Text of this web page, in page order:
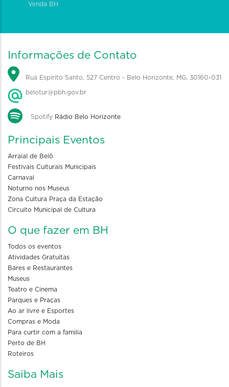
Venda BH
Informações de Contato
Rua Espírito Santo, 527 Centro - Belo Horizonte, MG, 30160-031
belotur@pbh.gov.br
Spotify Rádio Belo Horizonte
Principais Eventos
Arraial de Belô
Festivais Culturais Municipais
Carnaval
Noturno nos Museus
Zona Cultura Praça da Estação
Circuito Municipal de Cultura
O que fazer em BH
Todos os eventos
Atividades Gratuitas
Bares e Restaurantes
Museus
Teatro e Cinema
Parques e Praças
Ao ar livre e Esportes
Compras e Moda
Para curtir com a familia
Perto de BH
Roteiros
Saiba Mais